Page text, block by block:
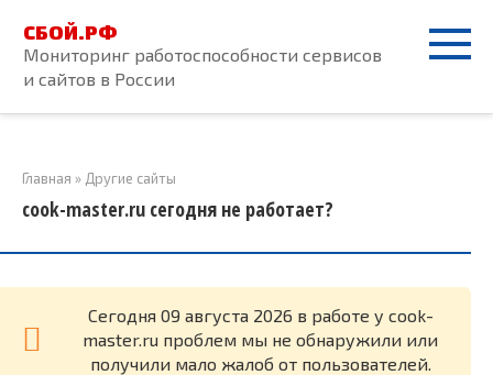
контенту
СБОЙ.РФ
Мониторинг работоспособности сервисов
и сайтов в России
Главная » Другие сайты
cook-master.ru сегодня не работает?
Cегодня 09 августа 2026 в работе у cook-
master.ru проблем мы не обнаружили или
получили мало жалоб от пользователей.